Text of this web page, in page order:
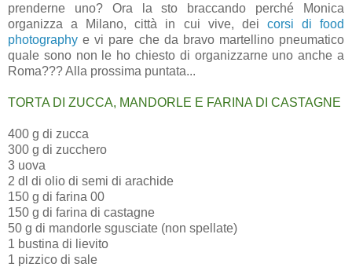
prenderne uno? Ora la sto braccando perché Monica
organizza a Milano, città in cui vive, dei corsi di food
photography e vi pare che da bravo martellino pneumatico
quale sono non le ho chiesto di organizzarne uno anche a
Roma??? Alla prossima puntata...
TORTA DI ZUCCA, MANDORLE E FARINA DI CASTAGNE
400 g di zucca
300 g di zucchero
3 uova
2 dl di olio di semi di arachide
150 g di farina 00
150 g di farina di castagne
50 g di mandorle sgusciate (non spellate)
1 bustina di lievito
1 pizzico di sale